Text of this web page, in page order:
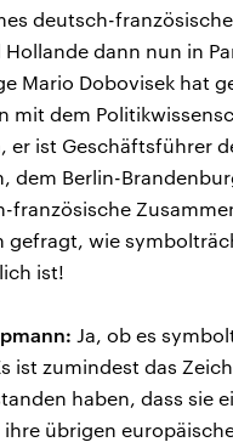
deutsch-
Hollande dann nun in
Mario Dobovisek hat
mit dem
er ist Geschäftsführer
dem Berlin-
französische
gefragt, wie
ist!
Ja, ob es
ist zumindest das
haben, dass sie
ihre übrigen